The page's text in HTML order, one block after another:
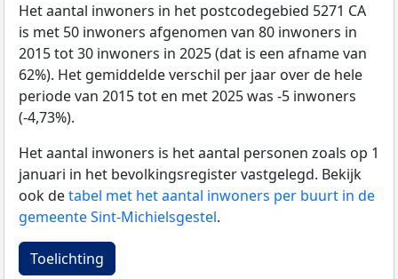
Het aantal inwoners in het postcodegebied 5271 CA
is met 50 inwoners afgenomen van 80 inwoners in
2015 tot 30 inwoners in 2025 (dat is een afname van
62%). Het gemiddelde verschil per jaar over de hele
periode van 2015 tot en met 2025 was -5 inwoners
(-4,73%).
Het aantal inwoners is het aantal personen zoals op 1
januari in het bevolkingsregister vastgelegd. Bekijk
ook detabel met het aantal inwoners per buurt in de
gemeente Sint-Michielsgestel.
Toelichting